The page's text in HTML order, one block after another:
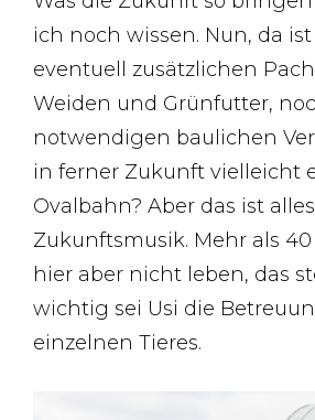
ich noch wissen. Nun, da
eventuell zusätzlichen
Weiden und Grünfutter,
notwendigen baulichen
in ferner Zukunft vielleicht
Ovalbahn? Aber das ist alles
Zukunftsmusik. Mehr als
hier aber nicht leben, das
wichtig sei Usi die
einzelnen Tieres.